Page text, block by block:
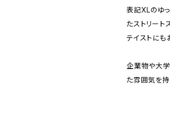
表記XLのゆ
たストリート
テイストにも
企業物や大
た雰囲気を持